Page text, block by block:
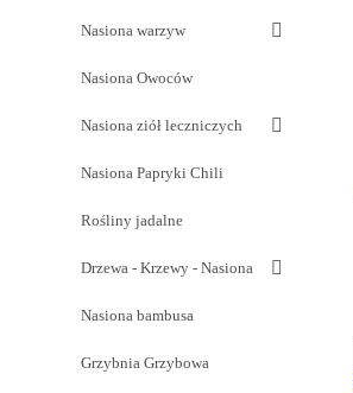
Nasiona warzyw
Nasiona Owoców
Nasiona ziół leczniczych
Nasiona Papryki Chili
Rośliny jadalne
Drzewa - Krzewy - Nasiona
Nasiona bambusa
Grzybnia Grzybowa